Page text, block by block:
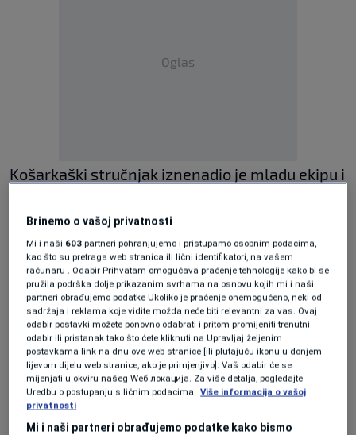
Oglas
Košarkaški stručnjak iznenadio je mladu ekipu i
pred meč sa selekcijom Turske.
Brinemo o vašoj privatnosti
Mi i naši 603 partneri pohranjujemo i pristupamo osobnim podacima,
kao što su pretraga web stranica ili lični identifikatori, na vašem
računaru . Odabir Prihvatam omogućava praćenje tehnologije kako bi se
pružila podrška dolje prikazanim svrhama na osnovu kojih mi i naši
partneri obrađujemo podatke Ukoliko je praćenje onemogućeno, neki od
sadržaja i reklama koje vidite možda neće biti relevantni za vas. Ovaj
odabir postavki možete ponovno odabrati i pritom promijeniti trenutni
odabir ili pristanak tako što ćete kliknuti na Upravljaj željenim
postavkama link na dnu ove web stranice [ili plutajuću ikonu u donjem
lijevom dijelu web stranice, ako je primjenjivo]. Vaš odabir će se
mijenjati u okviru našeg Wеб локација. Za više detalja, pogledajte
Uredbu o postupanju s ličnim podacima. Više informacija o vašoj
privatnosti
Mi i naši partneri obrađujemo podatke kako bismo